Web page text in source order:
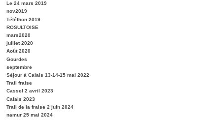
Le 24 mars 2019
nov2019
Téléthon 2019
ROSULTOISE
mars2020
juillet 2020
Août 2020
Gourdes
septembre
Séjour à Calais 13-14-15 mai 2022
Trail fraise
Cassel 2 avril 2023
Calais 2023
Trail de la fraise 2 juin 2024
namur 25 mai 2024